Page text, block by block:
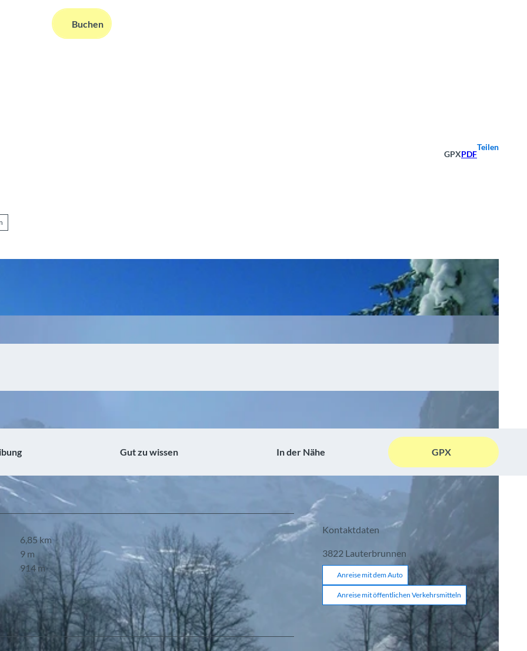
Suche Buchen
GPXPDF
Teilen
Gut zu wissen In der Nähe GPX
6,85 km
9 m
914 m
Kontaktdaten
3822 Lauterbrunnen
Anreise mit dem Auto
Anreise mit öffentlichen Verkehrsmitteln